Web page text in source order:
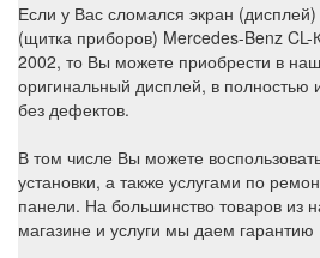
Если у Вас сломался экран
(щитка приборов) Mercedes-Benz
2002, то Вы можете приобрести в
оригинальный дисплей, в полностью
без дефектов.
В том числе Вы можете
установки, а также услугами по
панели. На большинство товаров из
магазине и услуги мы даем гарантию